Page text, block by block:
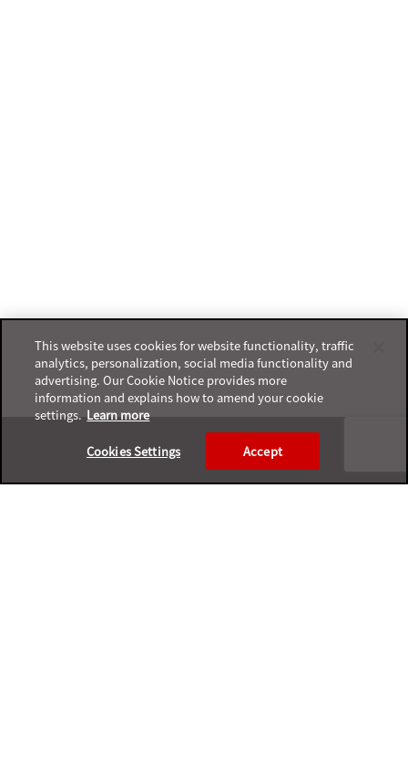
Footer
This website uses cookies for website functionality, traffic
analytics, personalization, social media functionality and
advertising. Our Cookie Notice provides more
information and explains how to amend your cookie
settings. Learn more
Cookies Settings Accept